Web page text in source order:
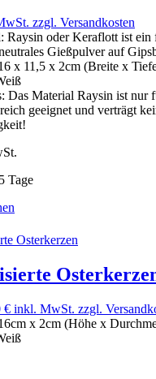
zzgl. Versandkosten
: Raysin oder Keraflott ist ein
Gießpulver auf
x 11,5 x 2cm (Breite x
: Das Material Raysin ist nur
geeignet und verträgt
Tage
€ inkl. MwSt. zzgl.
x 2cm (Höhe x